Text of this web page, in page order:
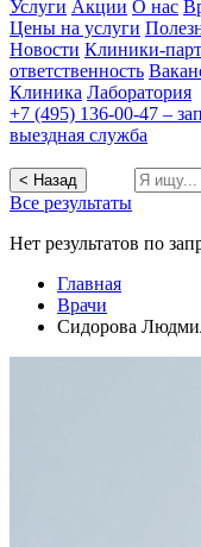
Услуги Акции О нас
Цены на услуги
Новости Клиники-
ответственность
Клиника Лаборатория
+7 (495) 136-00-47 –
выездная служба
< Назад
Все результаты
Нет результатов по
Главная
Врачи
Сидорова